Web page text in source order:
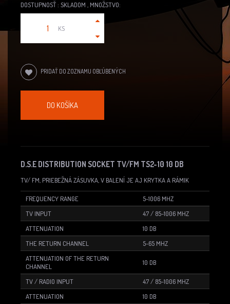
DOSTUPNOSŤ : SKLADOM , MNOŽSTVO:
KS
PRIDAŤ DO ZOZNAMU OBĽÚBENÝCH
DO KOŠÍKA
D.S.E DISTRIBUTION SOCKET TV/FM TS2-10 10 DB
TV/ FM, PRIEBEŽNÁ ZÁSUVKA, V BALENÍ JE AJ KRYTKA A RÁMIK
FREQUENCY RANGE
5-1006 MHZ
TV INPUT
47 / 85-1006 MHZ
ATTENUATION
10 DB
THE RETURN CHANNEL
5-65 MHZ
ATTENUATION OF THE RETURN
CHANNEL
10 DB
TV / RADIO INPUT
47 / 85-1006 MHZ
ATTENUATION
10 DB